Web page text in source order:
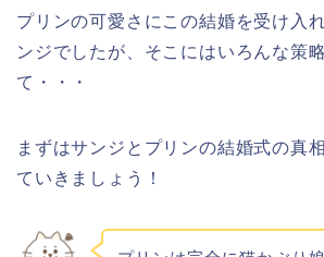
プリンの可愛さにこの結婚を受け入
ンジでしたが、そこにはいろんな策
て・・・
まずはサンジとプリンの結婚式の真
ていきましょう！